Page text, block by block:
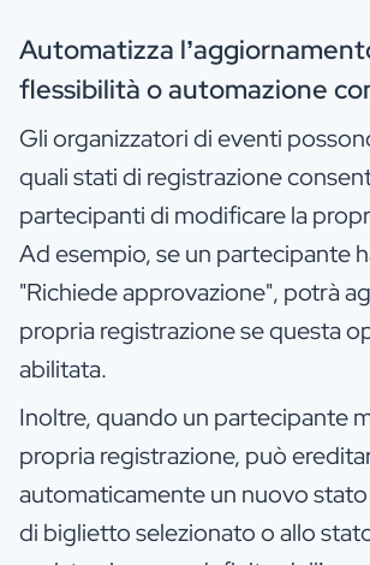
Automatizza
flessibilità o automazione
Gli organizzatori di eventi
quali stati di registrazione
partecipanti di modificare la
Ad esempio, se un partecipante
"Richiede approvazione", potrà
propria registrazione se questa
abilitata.
Inoltre, quando un partecipante
propria registrazione, può
automaticamente un nuovo stato
di biglietto selezionato o allo